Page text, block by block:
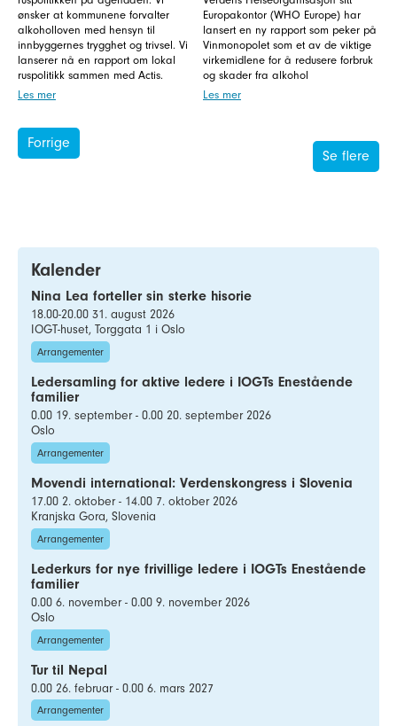
ønsker at kommunene forvalter
alkoholloven med hensyn til
innbyggernes trygghet og trivsel. Vi
lanserer nå en rapport om lokal
ruspolitikk sammen med Actis.
Les mer
Europakontor (WHO Europe) har
lansert en ny rapport som peker på
Vinmonopolet som et av de viktige
virkemidlene for å redusere forbruk
og skader fra alkohol
Les mer
Forrige
Se flere
Kalender
Nina Lea forteller sin sterke hisorie
18.00-20.00 31. august 2026
IOGT-huset, Torggata 1 i Oslo
Arrangementer
Ledersamling for aktive ledere i IOGTs Enestående
familier
0.00 19. september - 0.00 20. september 2026
Oslo
Arrangementer
Movendi international: Verdenskongress i Slovenia
17.00 2. oktober - 14.00 7. oktober 2026
Kranjska Gora, Slovenia
Arrangementer
Lederkurs for nye frivillige ledere i IOGTs Enestående
familier
0.00 6. november - 0.00 9. november 2026
Oslo
Arrangementer
Tur til Nepal
0.00 26. februar - 0.00 6. mars 2027
Arrangementer